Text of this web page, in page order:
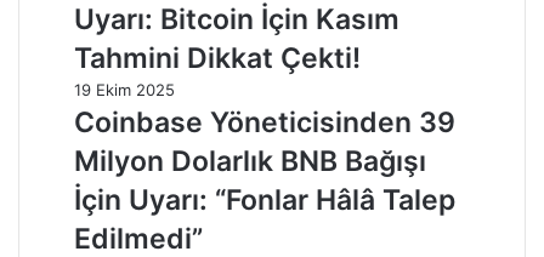
Uyarı: Bitcoin İçin Kasım
Tahmini Dikkat Çekti!
19 Ekim 2025
Coinbase Yöneticisinden 39
Milyon Dolarlık BNB Bağışı
İçin Uyarı: “Fonlar Hâlâ Talep
Edilmedi”